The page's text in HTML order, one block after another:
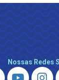
Nossas Redes